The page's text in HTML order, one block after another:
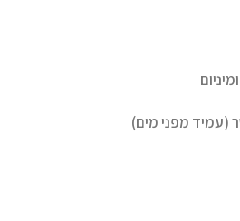
(עמיד מפני מים)